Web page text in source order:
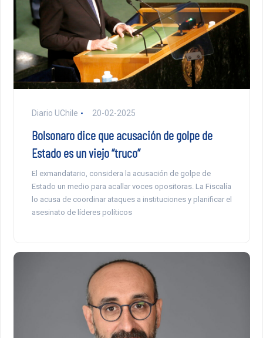
Diario UChile 20-02-2025
Bolsonaro dice que acusación de golpe de
Estado es un viejo “truco”
El exmandatario, considera la acusación de golpe de
Estado un medio para acallar voces opositoras. La Fiscalía
lo acusa de coordinar ataques a instituciones y planificar el
asesinato de líderes políticos